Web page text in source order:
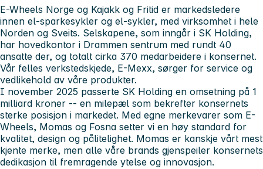
E-Wheels Norge og Kajakk og Fritid er markedsledere
innen el-sparkesykler og el-sykler, med virksomhet i hele
Norden og Sveits. Selskapene, som inngår i SK Holding,
har hovedkontor i Drammen sentrum med rundt 40
ansatte der, og totalt cirka 370 medarbeidere i konsernet.
Vår felles verkstedskjede, E-Mexx, sørger for service og
vedlikehold av våre produkter.
I november 2025 passerte SK Holding en omsetning på 1
milliard kroner -- en milepæl som bekrefter konsernets
sterke posisjon i markedet. Med egne merkevarer som E-
Wheels, Momas og Fosna setter vi en høy standard for
kvalitet, design og pålitelighet. Momas er kanskje vårt mest
kjente merke, men alle våre brands gjenspeiler konsernets
dedikasjon til fremragende ytelse og innovasjon.